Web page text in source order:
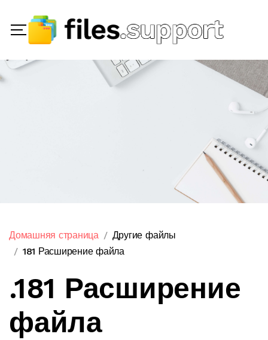
Домашняя страница
Другие файлы
181 Расширение файла
.181 Расширение
файла